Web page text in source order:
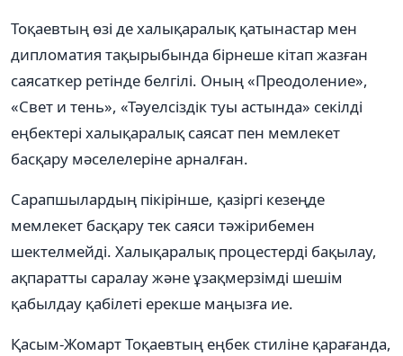
Тоқаевтың өзі де халықаралық қатынастар мен
дипломатия тақырыбында бірнеше кітап жазған
саясаткер ретінде белгілі. Оның «Преодоление»,
«Свет и тень», «Тәуелсіздік туы астында» секілді
еңбектері халықаралық саясат пен мемлекет
басқару мәселелеріне арналған.
Сарапшылардың пікірінше, қазіргі кезеңде
мемлекет басқару тек саяси тәжірибемен
шектелмейді. Халықаралық процестерді бақылау,
ақпаратты саралау және ұзақмерзімді шешім
қабылдау қабілеті ерекше маңызға ие.
Қасым-Жомарт Тоқаевтың еңбек стиліне қарағанда,